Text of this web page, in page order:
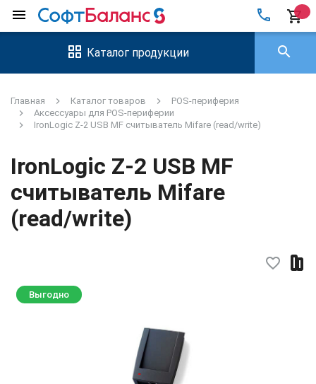
menu local_phone shopping_cart
Каталог продукции search
Главная Каталог товаров
POS-периферия
Аксессуары для POS-периферии
IronLogic Z-2 USB MF считыватель Mifare (read/write)
Выгодно
IronLogic Z-2 USB MF
считыватель Mifare
(read/write)
favorite_border